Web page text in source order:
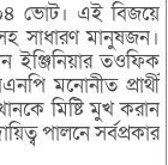
ভোট। এই বিজয়ে
সাধারণ মানুষজন।
ইঞ্জিনিয়ার তওফিক
মনোনীত প্রার্থী
মিষ্টি মুখ করান
পালনে সর্বপ্রকার